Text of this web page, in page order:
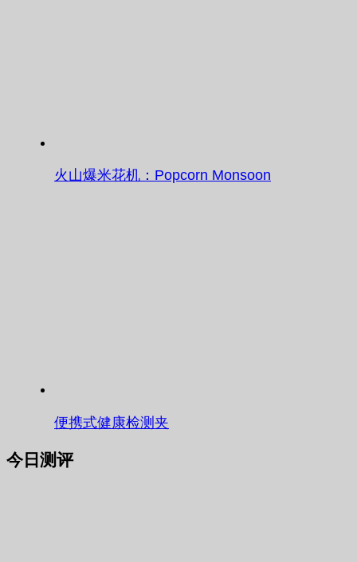
火山爆米花机：Popcorn Monsoon
便携式健康检测夹
今日测评